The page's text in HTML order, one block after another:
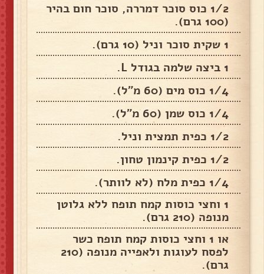
1/2 כוס סוכר דמררה, סוכר חום בהיר
(100 גרם).
1 שקית סוכר וניל (10 גרם).
1 ביצה שלמה בגודל L.
1/4 כוס מים (60 מ"ל).
1/4 כוס שמן (60 מ"ל).
1/2 כפית תמצית וניל.
1/2 כפית קינמון טחון.
1/4 כפית מלח (לא לוותר).
1 וחצי כוסות קמח תופח ללא גלוטן
מנופה (210 גרם).
או 1 וחצי כוסות קמח תופח כשר
לפסח לעוגות ולאפייה מנופה (210
גרם).